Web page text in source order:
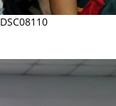
DSC08110